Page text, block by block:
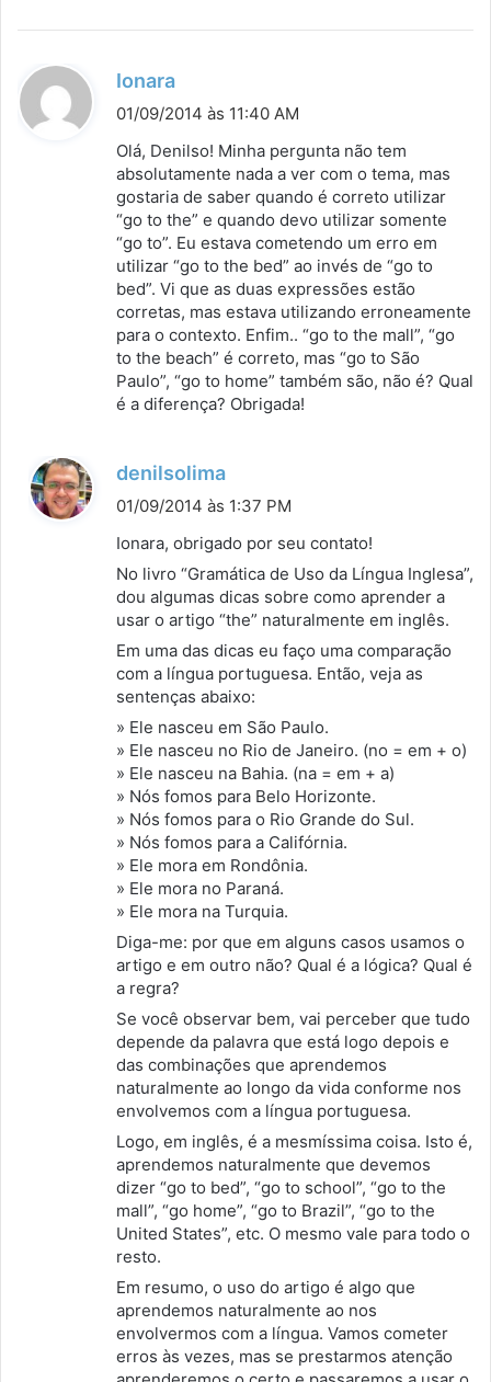
Ionara
i
s
e
:
01/09/2014 às 11:40 AM
Olá, Denilso! Minha pergunta não tem
absolutamente nada a ver com o tema, mas
gostaria de saber quando é correto utilizar
“go to the” e quando devo utilizar somente
“go to”. Eu estava cometendo um erro em
utilizar “go to the bed” ao invés de “go to
bed”. Vi que as duas expressões estão
corretas, mas estava utilizando erroneamente
para o contexto. Enfim.. “go to the mall”, “go
to the beach” é correto, mas “go to São
Paulo”, “go to home” também são, não é? Qual
é a diferença? Obrigada!
denilsolima
e
:
01/09/2014 às 1:37 PM
Ionara, obrigado por seu contato!
No livro “Gramática de Uso da Língua Inglesa”,
dou algumas dicas sobre como aprender a
usar o artigo “the” naturalmente em inglês.
Em uma das dicas eu faço uma comparação
com a língua portuguesa. Então, veja as
sentenças abaixo:
» Ele nasceu em São Paulo.
» Ele nasceu no Rio de Janeiro. (no = em + o)
» Ele nasceu na Bahia. (na = em + a)
» Nós fomos para Belo Horizonte.
» Nós fomos para o Rio Grande do Sul.
» Nós fomos para a Califórnia.
» Ele mora em Rondônia.
» Ele mora no Paraná.
» Ele mora na Turquia.
Diga-me: por que em alguns casos usamos o
artigo e em outro não? Qual é a lógica? Qual é
a regra?
Se você observar bem, vai perceber que tudo
depende da palavra que está logo depois e
das combinações que aprendemos
naturalmente ao longo da vida conforme nos
envolvemos com a língua portuguesa.
Logo, em inglês, é a mesmíssima coisa. Isto é,
aprendemos naturalmente que devemos
dizer “go to bed”, “go to school”, “go to the
mall”, “go home”, “go to Brazil”, “go to the
United States”, etc. O mesmo vale para todo o
resto.
Em resumo, o uso do artigo é algo que
aprendemos naturalmente ao nos
envolvermos com a língua. Vamos cometer
erros às vezes, mas se prestarmos atenção